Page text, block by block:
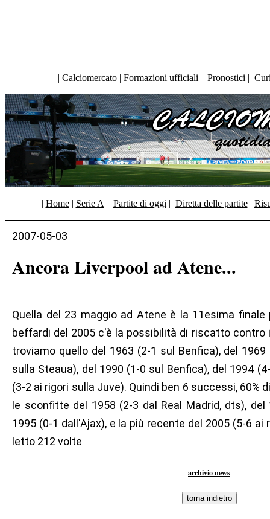
| Calciomercato | Formazioni ufficiali | Pronostici |
| Home| Serie A | Partite di oggi | Diretta delle partite|
2007-05-03
Ancora Liverpool ad Atene...
Quella del 23 maggio ad Atene è la 11esima
beffardi del 2005 c'è la possibilità di riscatto contro
troviamo quello del 1963 (2-1 sul Benfica), del
sulla Steaua), del 1990 (1-0 sul Benfica), del 1994
(3-2 ai rigori sulla Juve). Quindi ben 6 successi, 60%
le sconfitte del 1958 (2-3 dal Real Madrid, dts),
1995 (0-1 dall'Ajax), e la più recente del 2005 (5-6 ai
letto 212 volte
archivio news